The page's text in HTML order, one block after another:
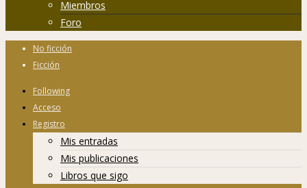
Miembros
Foro
No ficción
Ficción
Following
Acceso
Registro
Mis entradas
Mis publicaciones
Libros que sigo